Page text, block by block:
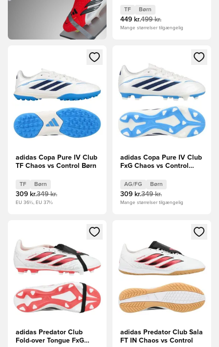
TF Børn
449 kr.499 kr.
Mange størrelser tilgængelig
Åbner en Modal til at logge ind eller tilmelde dig som
adidas Copa Pure IV Club
TF Chaos vs Control Børn
TF Børn
309 kr.349 kr.
EU 36½, EU 37½
Åbner en Modal til at logge
adidas Copa Pure IV Club
FxG Chaos vs Control
AG/FG Børn
309 kr.349 kr.
Mange størrelser tilgængelig
Åbner en Modal til at logge ind eller tilmelde dig som
adidas Predator Club
Fold-over Tongue FxG
Åbner en Modal til at logge
adidas Predator Club Sala
FT IN Chaos vs Control